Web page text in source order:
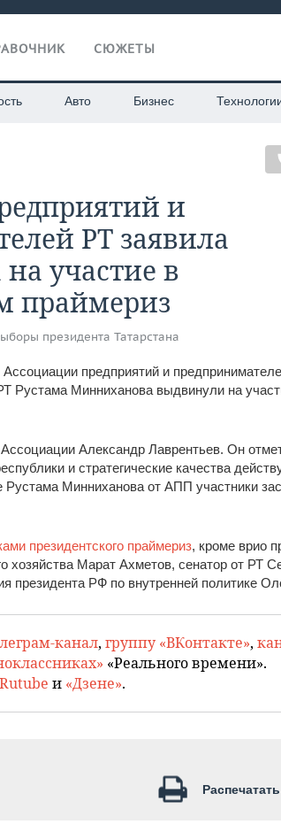
СЮЖЕТЫ
Авто Бизнес
и
РТ заявила
участие в
праймериз
президента Татарстана
предприятий и
Рустама Минниханова выдвинули на
Александр Лаврентьев. Он
и стратегические качества
Минниханова от АПП участники
президентского праймериз, кроме врио
хозяйства Марат Ахметов, сенатор от РТ
президента РФ по внутренней политике
канал, группу «ВКонтакте»,
«Реального времени».
Rutube и «Дзене».